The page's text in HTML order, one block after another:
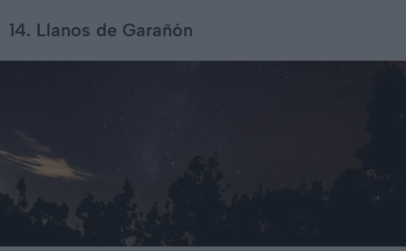
14. Llanos de Garañón